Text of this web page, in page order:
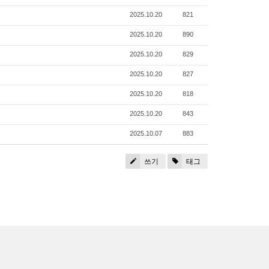
2025.10.20 821
2025.10.20 890
2025.10.20 829
2025.10.20 827
2025.10.20 818
2025.10.20 843
2025.10.07 883
쓰기 태그